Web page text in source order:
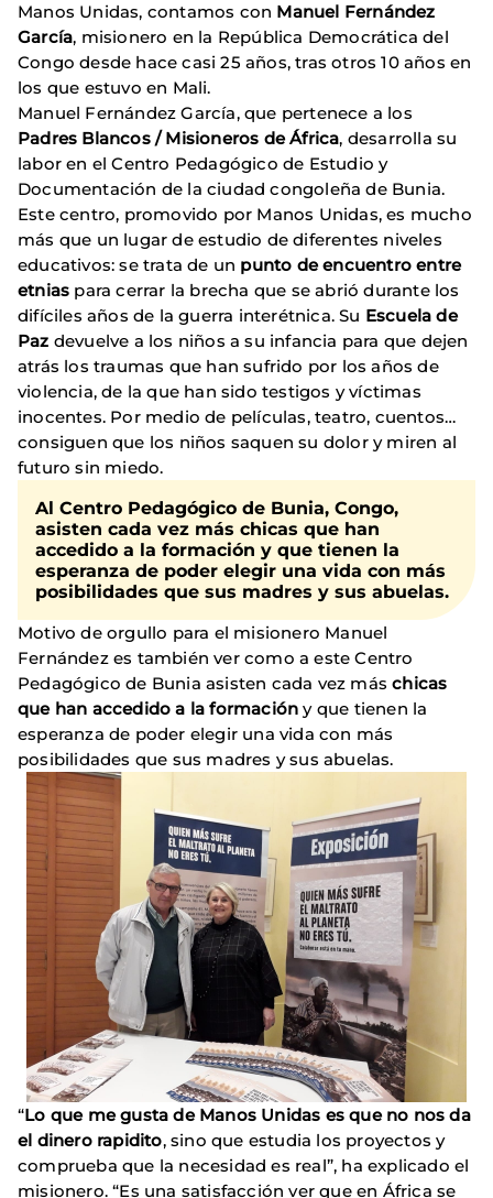
Manos Unidas, contamos con Manuel Fernández
García, misionero en la República Democrática del
Congo desde hace casi 25 años, tras otros 10 años en
los que estuvo en Mali.
Manuel Fernández García, que pertenece a los
Padres Blancos / Misioneros de África, desarrolla su
labor en el Centro Pedagógico de Estudio y
Documentación de la ciudad congoleña de Bunia.
Este centro, promovido por Manos Unidas, es mucho
más que un lugar de estudio de diferentes niveles
educativos: se trata de un punto de encuentro entre
etnias para cerrar la brecha que se abrió durante los
difíciles años de la guerra interétnica. Su Escuela de
Paz devuelve a los niños a su infancia para que dejen
atrás los traumas que han sufrido por los años de
violencia, de la que han sido testigos y víctimas
inocentes. Por medio de películas, teatro, cuentos…
consiguen que los niños saquen su dolor y miren al
futuro sin miedo.
Al Centro Pedagógico de Bunia, Congo,
asisten cada vez más chicas que han
accedido a la formación y que tienen la
esperanza de poder elegir una vida con más
posibilidades que sus madres y sus abuelas.
Motivo de orgullo para el misionero Manuel
Fernández es también ver como a este Centro
Pedagógico de Bunia asisten cada vez máschicas
que han accedido a la formación y que tienen la
esperanza de poder elegir una vida con más
posibilidades que sus madres y sus abuelas.
“Lo que me gusta de Manos Unidas es que no nos da
el dinero rapidito, sino que estudia los proyectos y
comprueba que la necesidad es real”, ha explicado el
misionero. “Es una satisfacción ver que en África se